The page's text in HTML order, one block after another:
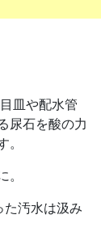
皿や配水管
尿石を酸の力
た汚水は汲み